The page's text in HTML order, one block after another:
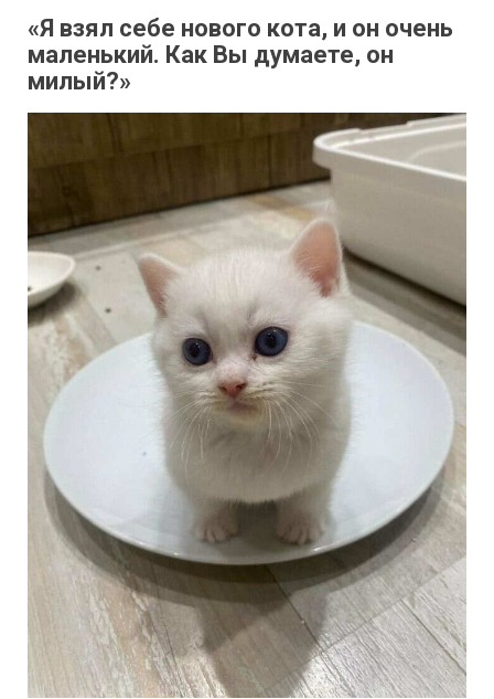
«Я взял себе нового кота, и он очень
маленький. Как Вы думаете, он
милый?»